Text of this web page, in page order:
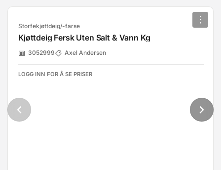
Storfekjøttdeig/-farse
Kjøttdeig Fersk Uten Salt & Vann Kg
3052999 Axel Andersen
LOGG INN FOR Å SE PRISER